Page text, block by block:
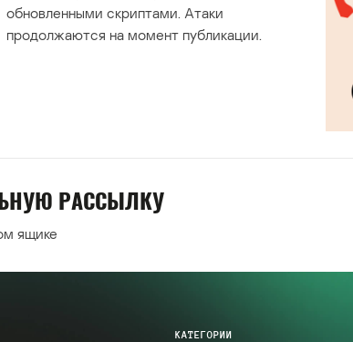
обновленными скриптами. Атаки
продолжаются на момент публикации.
РАССЫЛКУ
ящике
КАТЕГОРИИ